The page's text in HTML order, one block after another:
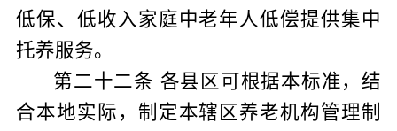
低保、低收入家庭中老年人低偿提供集中
托养服务。
第二十二条 各县区可根据本标准，结
合本地实际，制定本辖区养老机构管理制